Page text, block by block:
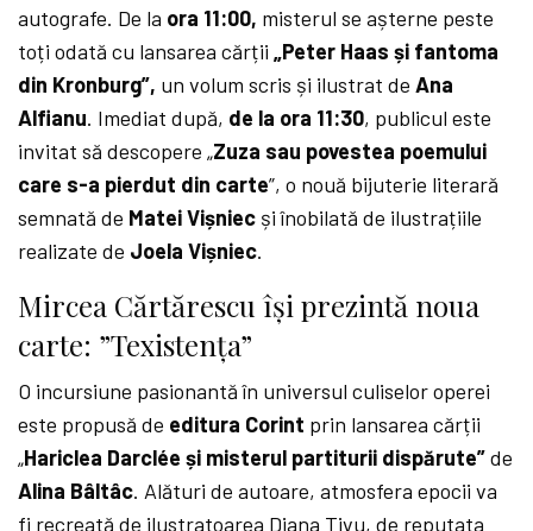
autografe. De la ora 11:00, misterul se așterne peste
toți odată cu lansarea cărții„Peter Haas și fantoma
din Kronburg”, un volum scris și ilustrat deAna
Alfianu. Imediat după, de la ora 11:30, publicul este
invitat să descopere „Zuza sau povestea poemului
care s-a pierdut din carte”, o nouă bijuterie literară
semnată de Matei Vișniec și înobilată de ilustrațiile
realizate de Joela Vișniec.
Mircea Cărtărescu își prezintă noua
carte: ”Texistența”
O incursiune pasionantă în universul culiselor operei
este propusă de editura Corint prin lansarea cărții
„Hariclea Darclée și misterul partiturii dispărute”de
Alina Bâltâc. Alături de autoare, atmosfera epocii va
fi recreată de ilustratoarea Diana Tivu, de reputata